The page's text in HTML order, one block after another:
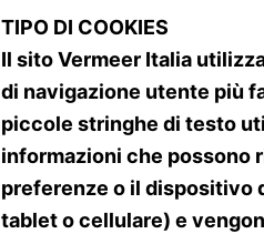
TIPO DI COOKIES
Il sito Vermeer Italia
di navigazione utente più
piccole stringhe di testo
informazioni che possono
preferenze o il dispositivo
tablet o cellulare) e